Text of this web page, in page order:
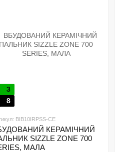
3
8
BIB10IRPSS-CE
КЕРАМІЧНИЙ
SIZZLE ZONE 700
МАЛА